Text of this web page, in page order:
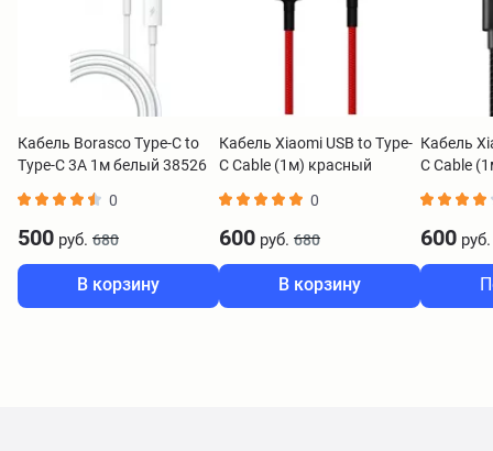
Кабель Borasco Type-C to
Type-C 3А 1м белый 38526
0
500 руб. 680
В корзину
Кабель Xiaomi USB to Type-
C Cable (1м) красный
0
600 руб. 680
В корзину
Кабель
C Cable
600 руб.